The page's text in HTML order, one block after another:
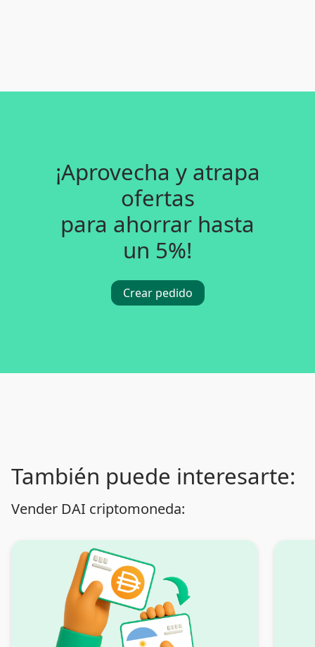
¡Aprovecha y atrapa
ofertas
para ahorrar hasta
un 5%!
Crear pedido
También puede interesarte:
Vender DAI criptomoneda: